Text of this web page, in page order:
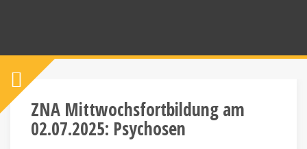
ZNA Mittwochsfortbildung am
02.07.2025: Psychosen